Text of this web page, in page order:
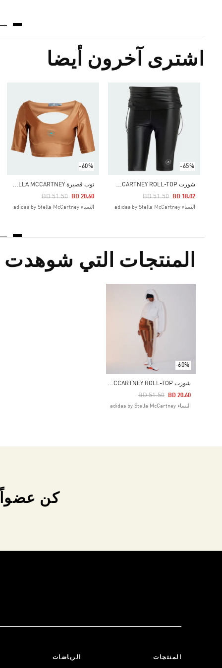
اشترى آخرون أيضا
-65%
ش
ورت ADIDAS BY STELLA MCCARTNEY ROLL-TOP
Price Reduced From
BD 51.50
To BD 18.02
النساء adidas by Stella McCartney
-60%
ت
وب قصيرة ADIDAS BY STELLA MCCARTNEY
Price Reduced From
BD 51.50
To BD 20.60
النساء adidas by Stella McCartney
المنتجات التي شوهدت
-60%
ش
ورت ADIDAS BY STELLA MCCARTNEY ROLL-TOP
Price Reduced From
BD 51.50
To BD 20.60
النساء adidas by Stella McCartney
كن عضواً
المنتجات الرياضات